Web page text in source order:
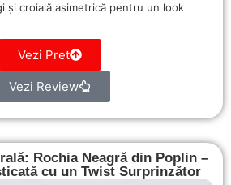
și croială asimetrică pentru un look
Vezi Pret
Vezi Review
Rochia Neagră din Poplin –
cu un Twist Surprinzător